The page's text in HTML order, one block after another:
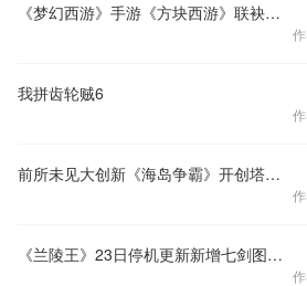
《梦幻西游》手游《方块西游》联袂登场
我拼齿轮贼6
前所未见大创新《海岛争霸》开创塔防手游新纪元
《兰陵王》23日停机更新新增七剑图谱系统